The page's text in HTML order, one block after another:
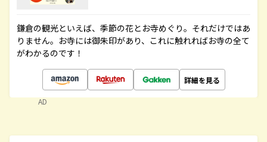
鎌倉の観光といえば、季節の花とお寺めぐり。それだけではあ
りません。お寺には御朱印があり、これに触れればお寺の全て
がわかるのです！
詳細を見る
AD